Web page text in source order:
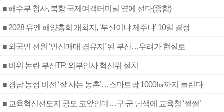
■ 해수부 청사, 북항 국제여객터미널 옆에 선다(종합)
■ 2028 유엔 해양총회 개최지, ‘부산이냐 제주냐’ 10일 결정
■ 외국인 선원 ‘인신매매 경유지’ 된 부산…우려가 현실로
■ 비위 논란 부산TP, 외부인사 혁신위 설치
■ 경남 농정 비전 ‘잘 사는 농촌’…스마트팜 1000㏊까지 늘린다
■ 교육혁신선도지 공모 코앞인데…구·군 난색에 교육청 ‘쩔쩔’